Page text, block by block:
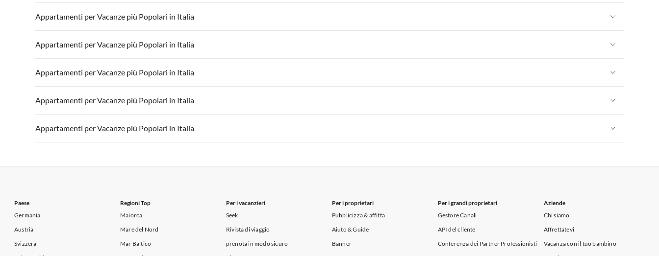
Appartamenti per Vacanze in Lago di Garda Appartamenti per Vacanze in Lago di Como
Appartamenti per Vacanze in Italia Appartamenti per Vacanze in Liguria
Appartamenti per Vacanze in Lago di Garda Appartamenti per Vacanze in Lago di Como
Appartamenti per Vacanze più Popolari in Italia
Appartamenti per Vacanze in Italia Appartamenti per Vacanze in Liguria
Appartamenti per Vacanze in Lago di Garda Appartamenti per Vacanze in Lago di Como
Appartamenti per Vacanze più Popolari in Italia
Appartamenti per Vacanze in Italia Appartamenti per Vacanze in Liguria
Appartamenti per Vacanze in Lago di Garda Appartamenti per Vacanze in Lago di Como
Appartamenti per Vacanze più Popolari in Italia
Appartamenti per Vacanze in Italia Appartamenti per Vacanze in Liguria
Appartamenti per Vacanze in Lago di Garda Appartamenti per Vacanze in Lago di Como
Appartamenti per Vacanze più Popolari in Italia
Appartamenti per Vacanze in Italia Appartamenti per Vacanze in Liguria
Appartamenti per Vacanze in Lago di Garda Appartamenti per Vacanze in Lago di Como
Appartamenti per Vacanze più Popolari in Italia
Paese
Germania
Austria
Svizzera
Regioni Top
Maiorca
Mare del Nord
Mar Baltico
Per i vacanzieri
Seek
Rivista di viaggio
prenota in modo sicuro
Per i proprietari
Pubblicizza & affitta
Aiuto & Guide
Banner
Per i grandi proprietari
Gestore Canali
API del cliente
Conferenza dei Partner Professionisti
Aziende
Chi siamo
Affrettatevi
Vacanza con il tuo bambino